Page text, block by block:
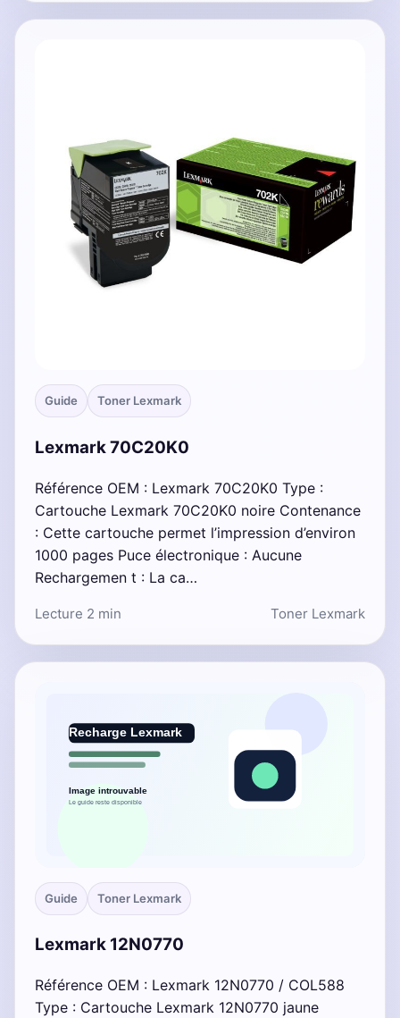
Guide Toner Lexmark
Lexmark 70C20K0
Référence OEM : Lexmark 70C20K0 Type :
Cartouche Lexmark 70C20K0 noire Contenance
: Cette cartouche permet l’impression d’environ
1000 pages Puce électronique : Aucune
Rechargemen t : La ca…
Lecture 2 min Toner Lexmark
Guide Toner Lexmark
Lexmark 12N0770
Référence OEM : Lexmark 12N0770 / COL588
Type : Cartouche Lexmark 12N0770 jaune